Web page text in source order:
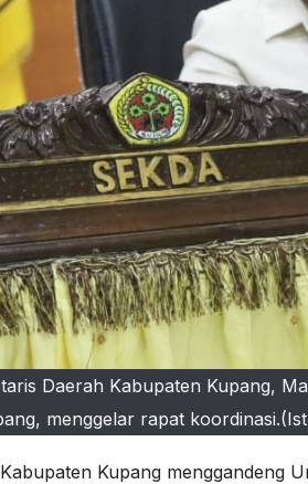
Daerah Kabupaten Kupang,
menggelar rapat
Kupang menggandeng